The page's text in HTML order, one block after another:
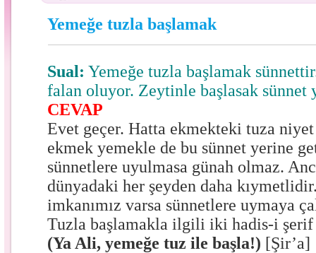
Yemeğe tuzla başlamak
Sual: Yemeğe tuzla başlamak
falan oluyor. Zeytinle başlasak sünnet
CEVAP
Evet geçer. Hatta ekmekteki tuza
ekmek yemekle de bu sünnet yerine
sünnetlere uyulmasa günah olmaz.
dünyadaki her şeyden daha
imkanımız varsa sünnetlere uymaya
Tuzla başlamakla ilgili iki hadis-i
(Ya Ali, yemeğe tuz ile başla!) [Şir’a]